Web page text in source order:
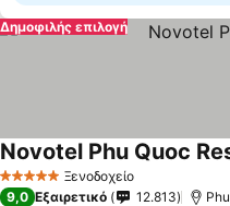
Δημοφιλής επιλογή
5 Αστέρια Ξενοδοχείο
Novotel Phu Quoc
9,0 Εξαιρετικό 12.813